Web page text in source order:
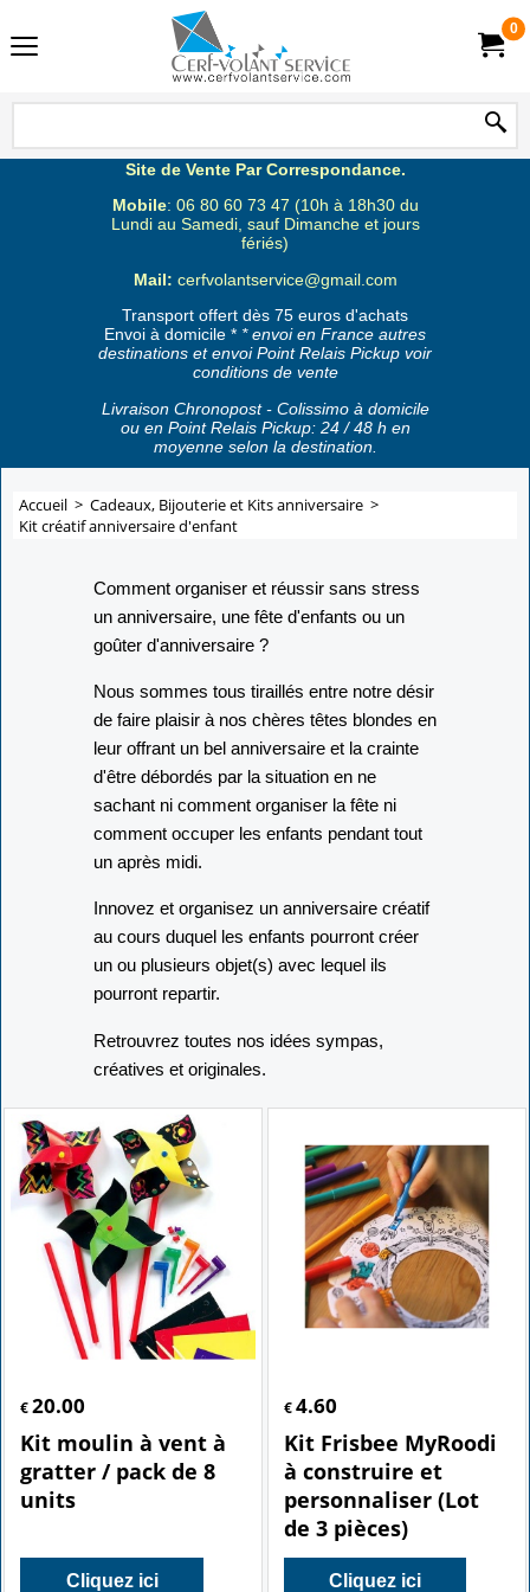
0
Site de Vente Par Correspondance.
Mobile: 06 80 60 73 47 (10h à 18h30 du
Lundi au Samedi, sauf Dimanche et jours
fériés)
Mail: cerfvolantservice@gmail.com
Transport offert dès 75 euros d'achats
Envoi à domicile * * envoi en France autres
destinations et envoi Point Relais Pickup voir
conditions de vente
Livraison Chronopost - Colissimo à domicile
ou en Point Relais Pickup: 24 / 48 h en
moyenne selon la destination.
Accueil > Cadeaux, Bijouterie et Kits anniversaire >
Kit créatif anniversaire d'enfant
Comment organiser et réussir sans stress
un anniversaire, une fête d'enfants ou un
goûter d'anniversaire ?
Nous sommes tous tiraillés entre notre désir
de faire plaisir à nos chères têtes blondes en
leur offrant un bel anniversaire et la crainte
d'être débordés par la situation en ne
sachant ni comment organiser la fête ni
comment occuper les enfants pendant tout
un après midi.
Innovez et organisez un anniversaire créatif
au cours duquel les enfants pourront créer
un ou plusieurs objet(s) avec lequel ils
pourront repartir.
Retrouvrez toutes nos idées sympas,
créatives et originales.
€ 20.00
Kit moulin à vent à
gratter / pack de 8
units
Cliquez ici
€4.60
Kit Frisbee MyRoodi
à construire et
personnaliser (Lot
de 3 pièces)
Cliquez ici